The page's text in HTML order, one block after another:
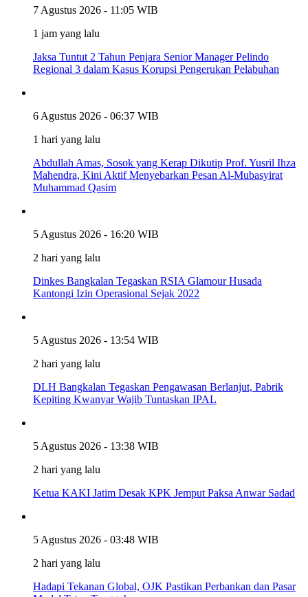
7 Agustus 2026 - 11:05 WIB
1 jam yang lalu
Jaksa Tuntut 2 Tahun Penjara Senior Manager Pelindo
Regional 3 dalam Kasus Korupsi Pengerukan Pelabuhan
6 Agustus 2026 - 06:37 WIB
1 hari yang lalu
Abdullah Amas, Sosok yang Kerap Dikutip Prof. Yusril Ihza
Mahendra, Kini Aktif Menyebarkan Pesan Al-Mubasyirat
Muhammad Qasim
5 Agustus 2026 - 16:20 WIB
2 hari yang lalu
Dinkes Bangkalan Tegaskan RSIA Glamour Husada
Kantongi Izin Operasional Sejak 2022
5 Agustus 2026 - 13:54 WIB
2 hari yang lalu
DLH Bangkalan Tegaskan Pengawasan Berlanjut, Pabrik
Kepiting Kwanyar Wajib Tuntaskan IPAL
5 Agustus 2026 - 13:38 WIB
2 hari yang lalu
Ketua KAKI Jatim Desak KPK Jemput Paksa Anwar Sadad
5 Agustus 2026 - 03:48 WIB
2 hari yang lalu
Hadapi Tekanan Global, OJK Pastikan Perbankan dan Pasar